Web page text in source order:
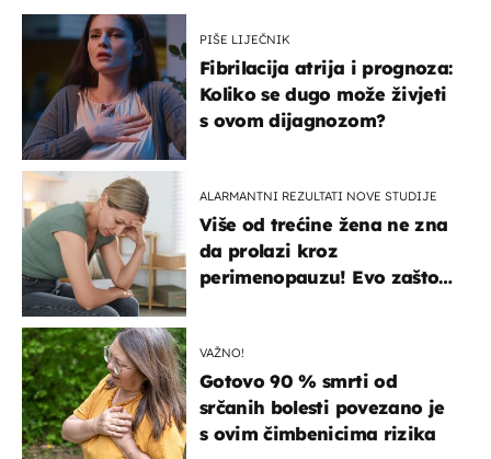
PIŠE LIJEČNIK
Fibrilacija atrija i prognoza:
Koliko se dugo može živjeti
s ovom dijagnozom?
ALARMANTNI REZULTATI NOVE STUDIJE
Više od trećine žena ne zna
da prolazi kroz
perimenopauzu! Evo zašto
VAŽNO!
Gotovo 90 % smrti od
srčanih bolesti povezano je
s ovim čimbenicima rizika